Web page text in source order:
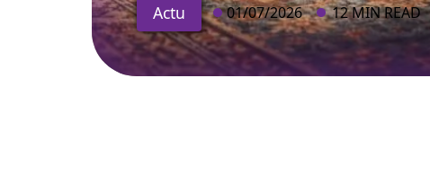
Actu 01/07/2026 12 MIN READ